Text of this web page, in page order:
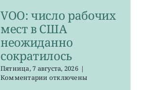
VOO: число рабочих
мест в США
неожиданно
сократилось
Пятница, 7 августа, 2026 |
Комментариикотключены